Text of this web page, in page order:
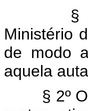
§ 1º A
Ministério
de modo
aquela
§ 2º Os